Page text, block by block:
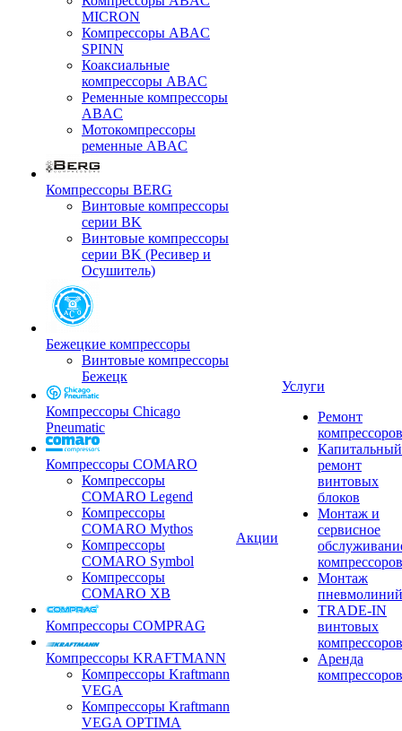
MICRON
Компрессоры ABAC
SPINN
Коаксиальные
компрессоры ABAC
Ременные компрессоры
ABAC
Мотокомпрессоры
ременные ABAC
Компрессоры BERG
Винтовые компрессоры
серии BK
Винтовые компрессоры
серии BK (Ресивер и
Осушитель)
Бежецкие компрессоры
Винтовые компрессоры
Бежецк
Компрессоры Chicago
Pneumatic
Компрессоры COMARO
Компрессоры
COMARO Legend
Компрессоры
COMARO Mythos
Компрессоры
COMARO Symbol
Компрессоры
COMARO XB
Компрессоры COMPRAG
Компрессоры KRAFTMANN
Компрессоры Kraftmann
VEGA
Компрессоры Kraftmann
VEGA OPTIMA
Акции
Услуги
Ремонт
компрессоров
Капитальный
ремонт
винтовых
блоков
Монтаж и
сервисное
компрессоров
Монтаж
пневмолиний
TRADE-IN
винтовых
компрессоров
Аренда
компрессоров